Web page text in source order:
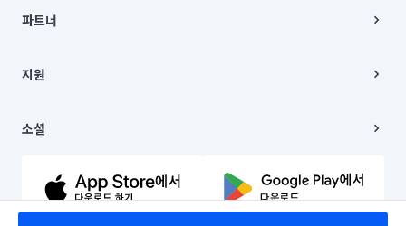
주소 | 본사: 서울특별시 종로구 율곡로 6(중학동, 트윈트리빌딩) B동 5층
컨택센터 : 서울특별시 종로구 수송동 율곡로 24, 7층, 8층 미소
상품, 상품정보, 거래에 관한 의무와 책임은 거래당사자에게 있습니다.
언론 보도 관련 문의:
© 유한회사 미소. Miso, Inc. All Rights Reserved.
채용
파트너
이사
지원
이용약관
문의하기
소셜
유튜브